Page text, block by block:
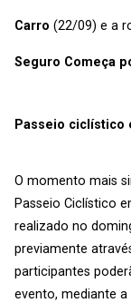
Carro (22/09) e a
Seguro Começa
Passeio ciclístico
O momento mais
Passeio Ciclístico
realizado no
previamente
participantes
evento, mediante